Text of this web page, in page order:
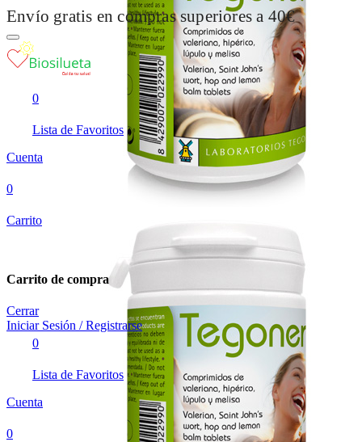
Envío gratis en compras superiores a 40€
0
Lista de Favoritos
Cuenta
0
Carrito
Carrito de compra
Cerrar
Iniciar Sesión / Registrarse
0
Lista de Favoritos
Cuenta
0